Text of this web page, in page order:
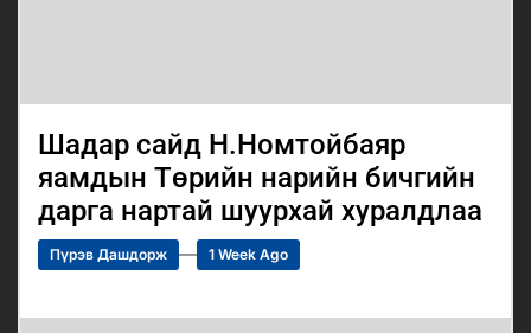
Шадар сайд Н.Номтойбаяр
яамдын Төрийн нарийн бичгийн
дарга нартай шуурхай хуралдлаа
Пүрэв Дашдорж 1 Week Ago